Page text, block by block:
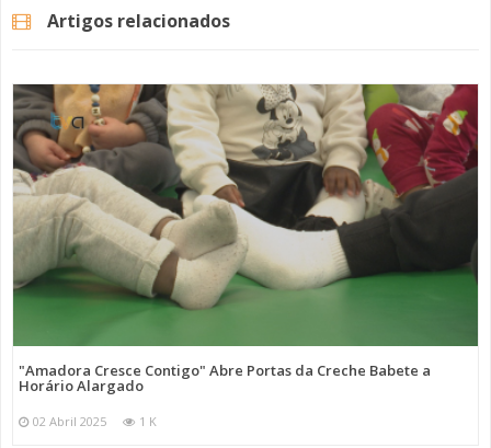
Reveja a reportagem aqui
Categorias Noticias Educação
Artigos relacionados
"Amadora Cresce Contigo" Abre Portas da Creche Babete a
Horário Alargado
02 Abril 2025 1 K